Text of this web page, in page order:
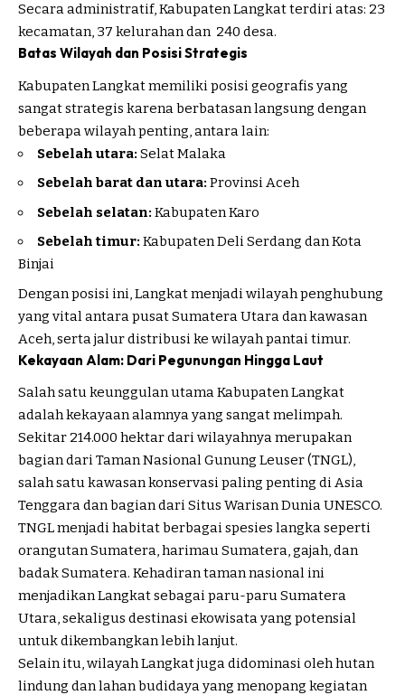
Secara administratif, Kabupaten Langkat terdiri atas: 23
kecamatan, 37 kelurahan dan 240 desa.
Batas Wilayah dan Posisi Strategis
Kabupaten Langkat memiliki posisi geografis yang
sangat strategis karena berbatasan langsung dengan
beberapa wilayah penting, antara lain:
Sebelah utara: Selat Malaka
Sebelah barat dan utara: Provinsi Aceh
Sebelah selatan: Kabupaten Karo
Sebelah timur: Kabupaten Deli Serdang dan Kota
Binjai
Dengan posisi ini, Langkat menjadi wilayah penghubung
yang vital antara pusat Sumatera Utara dan kawasan
Aceh, serta jalur distribusi ke wilayah pantai timur.
Kekayaan Alam: Dari Pegunungan Hingga Laut
Salah satu keunggulan utama Kabupaten Langkat
adalah kekayaan alamnya yang sangat melimpah.
Sekitar 214.000 hektar dari wilayahnya merupakan
bagian dari Taman Nasional Gunung Leuser (TNGL),
salah satu kawasan konservasi paling penting di Asia
Tenggara dan bagian dari Situs Warisan Dunia UNESCO.
TNGL menjadi habitat berbagai spesies langka seperti
orangutan Sumatera, harimau Sumatera, gajah, dan
badak Sumatera. Kehadiran taman nasional ini
menjadikan Langkat sebagai paru-paru Sumatera
Utara, sekaligus destinasi ekowisata yang potensial
untuk dikembangkan lebih lanjut.
Selain itu, wilayah Langkat juga didominasi oleh hutan
lindung dan lahan budidaya yang menopang kegiatan